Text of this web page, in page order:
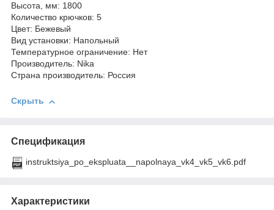
Высота, мм: 1800
Количество крючков: 5
Цвет: Бежевый
Вид установки: Напольный
Температурное ограничение: Нет
Производитель: Nika
Страна производитель: Россия
Скрыть
Спецификация
instruktsiya_po_ekspluata__napolnaya_vk4_vk5_vk6.pdf
Характеристики